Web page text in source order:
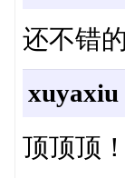
还不错
xuyaxiu
顶顶顶